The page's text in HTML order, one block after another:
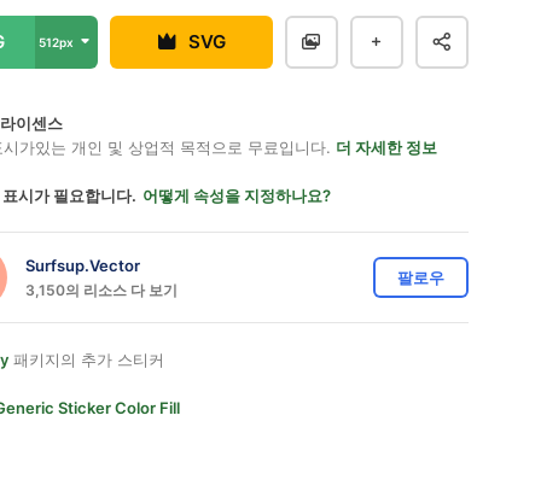
512px SVG
이센스
가있는 개인 및 상업적 목적으로 무료입니다. 더 자세한 정보
시가 필요합니다. 어떻게 속성을 지정하나요?
Surfsup.Vector
3,150의 리소스 다 보기
팔로우
패키지의 추가 스티커
Sticker Color Fill